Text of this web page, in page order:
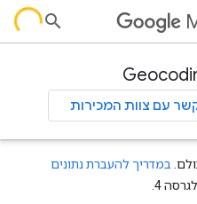
עם צוות המכירות
במדריך להעברת נתונים
4.